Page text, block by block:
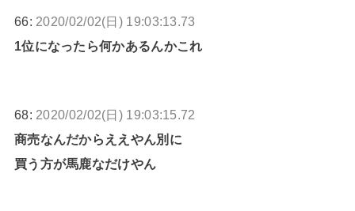
66: 2020/02/02(日) 19:03:13.73
1位になったら何かあるんかこれ
68: 2020/02/02(日) 19:03:15.72
商売なんだからええやん別に
買う方が馬鹿なだけやん